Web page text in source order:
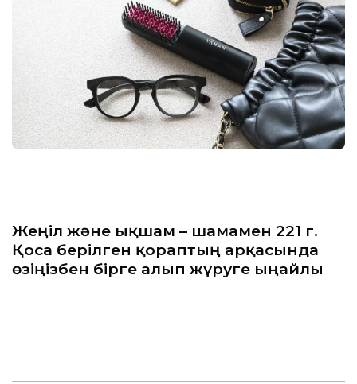
Жеңіл және ықшам – шамамен 221 г.
Қоса берілген қораптың арқасында
өзіңізбен бірге алып жүруге ыңғайлы